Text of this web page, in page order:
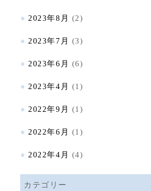
2023年8月 (2)
2023年7月 (3)
2023年6月 (6)
2023年4月 (1)
2022年9月 (1)
2022年6月 (1)
2022年4月 (4)
カテゴリー